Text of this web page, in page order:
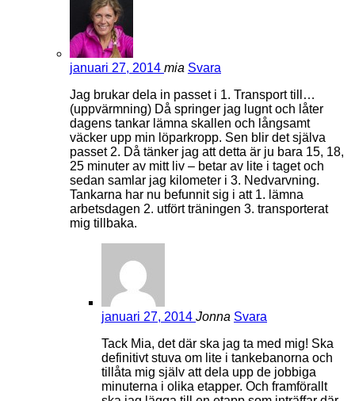
januari 27, 2014 mia Svara
Jag brukar dela in passet i 1. Transport till…
(uppvärmning) Då springer jag lugnt och låter
dagens tankar lämna skallen och långsamt
väcker upp min löparkropp. Sen blir det själva
passet 2. Då tänker jag att detta är ju bara 15, 18,
25 minuter av mitt liv – betar av lite i taget och
sedan samlar jag kilometer i 3. Nedvarvning.
Tankarna har nu befunnit sig i att 1. lämna
arbetsdagen 2. utfört träningen 3. transporterat
mig tillbaka.
januari 27, 2014 Jonna Svara
Tack Mia, det där ska jag ta med mig! Ska
definitivt stuva om lite i tankebanorna och
tillåta mig själv att dela upp de jobbiga
minuterna i olika etapper. Och framförallt